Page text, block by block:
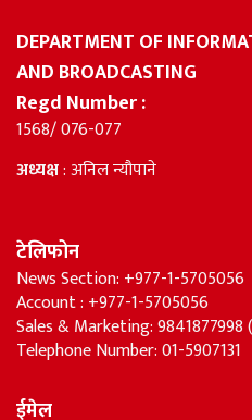
DEPARTMENT OF
AND BROADCASTING
Regd Number :
1568/ 076-077
अध्यक्ष: अनिल न्यौपाने
टेलिफोन
News Section: +977-1-5705056
Account : +977-1-5705056
Sales & Marketing: 9841877998
Telephone Number: 01-5907131
ईमेल